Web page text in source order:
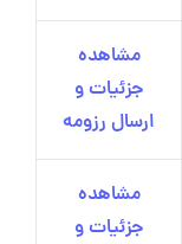
مشاهده
جزئیات و
ارسال رزومه
مشاهده
جزئیات و